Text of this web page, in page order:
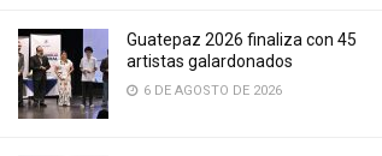
Guatepaz 2026 finaliza con 45
artistas galardonados
6 DE AGOSTO DE 2026